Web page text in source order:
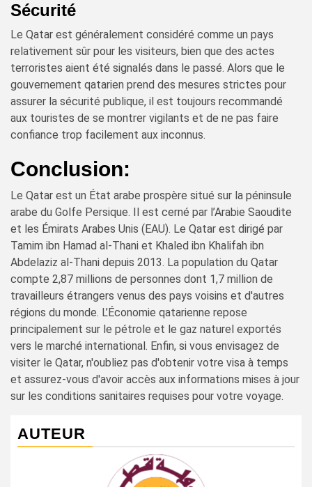
Sécurité
Le Qatar est généralement considéré comme un pays
relativement sûr pour les visiteurs, bien que des actes
terroristes aient été signalés dans le passé. Alors que le
gouvernement qatarien prend des mesures strictes pour
assurer la sécurité publique, il est toujours recommandé
aux touristes de se montrer vigilants et de ne pas faire
confiance trop facilement aux inconnus.
Conclusion:
Le Qatar est un État arabe prospère situé sur la péninsule
arabe du Golfe Persique. Il est cerné par l’Arabie Saoudite
et les Émirats Arabes Unis (EAU). Le Qatar est dirigé par
Tamim ibn Hamad al-Thani et Khaled ibn Khalifah ibn
Abdelaziz al-Thani depuis 2013. La population du Qatar
compte 2,87 millions de personnes dont 1,7 million de
travailleurs étrangers venus des pays voisins et d'autres
régions du monde. L’Économie qatarienne repose
principalement sur le pétrole et le gaz naturel exportés
vers le marché international. Enfin, si vous envisagez de
visiter le Qatar, n'oubliez pas d'obtenir votre visa à temps
et assurez-vous d'avoir accès aux informations mises à jour
sur les conditions sanitaires requises pour votre voyage.
AUTEUR